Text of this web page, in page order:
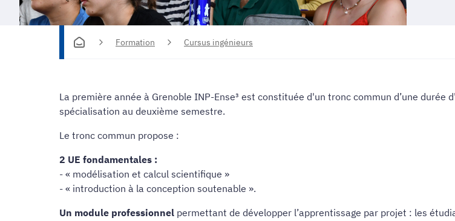
Formation Cursus ingénieurs
La première année à Grenoble INP-Ense³ est constituée d'un tronc commun d’une durée
spécialisation au deuxième semestre.
Le tronc commun propose :
2 UE fondamentales :
- « modélisation et calcul scientifique »
- « introduction à la conception soutenable ».
Un module professionnel permettant de développer l’apprentissage par projet : les